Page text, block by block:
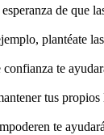
de que
plantéate
te
tus
te